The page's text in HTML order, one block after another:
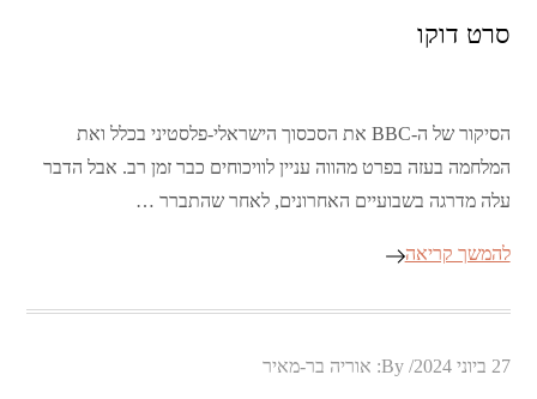
סרט דוקו
הסיקור של ה-BBC את הסכסוך הישראלי-פלסטיני בכלל ואת
המלחמה בעזה בפרט מהווה עניין לוויכוחים כבר זמן רב. אבל הדבר
עלה מדרגה בשבועיים האחרונים, לאחר שהתברר …
להמשך קריאה
Posted
27 ביוני 2024 By: אוריה בר-מאיר